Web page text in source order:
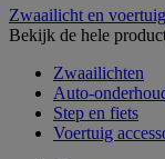
Zwaailicht en
Bekijk de hele
Zwaailichten
Auto-
Step en fiets
Voertuig